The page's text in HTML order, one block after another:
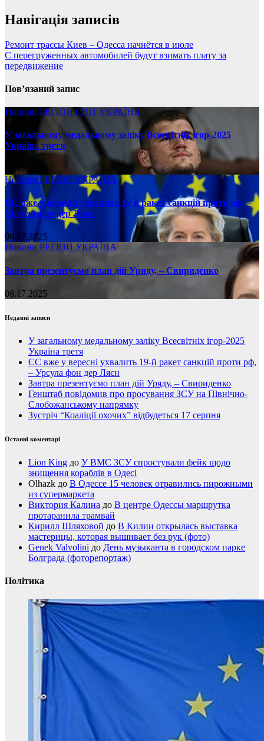
Навігація записів
Ремонт трассы Киев – Одесса начнётся в июле
С перегруженных автомобилей будут взимать плату за
передвижение
Пов’язаний запис
Новини РЕГІОНСВІТ УКРАЇНА
У загальному медальному заліку Всесвітніх ігор-2025
Україна третя
08.17.2025
НовиниРЕГІОН УКРАЇНА
ЄС вже у вересні ухвалить 19-й ракет санкцій проти рф, –
Урсула фон дер Ляєн
08.17.2025
Новини РЕГІОН УКРАЇНА
Завтра презентуємо план дій Уряду, – Свириденко
08.17.2025
Недавні записи
У загальному медальному заліку Всесвітніх ігор-2025
Україна третя
ЄС вже у вересні ухвалить 19-й ракет санкцій проти рф,
– Урсула фон дер Ляєн
Завтра презентуємо план дій Уряду, – Свириденко
Генштаб повідомив про просування ЗСУ на Північно-
Слобожанському напрямку
Зустріч “Коаліції охочих” відбудеться 17 серпня
Останні коментарі
Lion King до У ВМС ЗСУ спростували фейк щодо
знищення кораблів в Одесі
Olhazk до В Одессе 15 человек отравились пирожными
из супермаркета
Виктория Калина до В центре Одессы маршрутка
протаранила трамвай
Кирилл Шляховой до В Килии открылась выставка
мастерицы, которая вышивает без рук (фото)
Genek Valvolini до День музыканта в городском парке
Болграда (фоторепортаж)
Політика